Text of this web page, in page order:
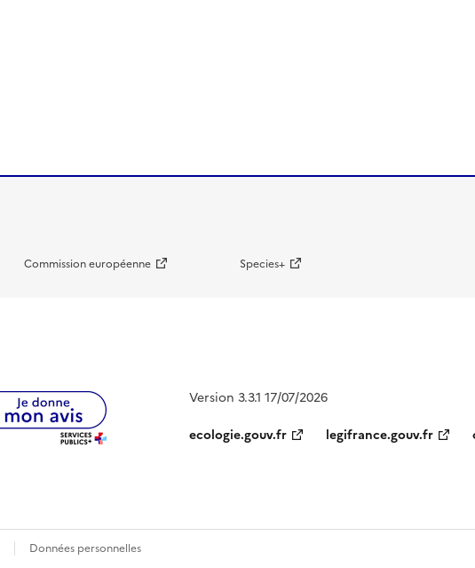
Commission européenne Species+
Version 3.3.1 17/07/2026
ecologie.gouv.fr
legifrance.gouv.fr
Données personnelles